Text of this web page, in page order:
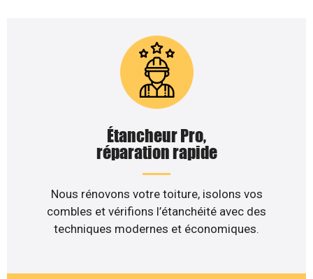
Étancheur Pro,
réparation rapide
Nous rénovons votre toiture, isolons vos
combles et vérifions l’étanchéité avec des
techniques modernes et économiques.